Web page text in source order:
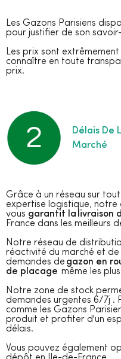
Les Gazons Parisiens
pour justifier de son
Les prix sont
connaître en toute
prix.
Délais De
Marché
Grâce à un réseau sur
expertise logistique, notre
vous garantit la livraison
France dans les meilleurs
Notre réseau de
réactivité du marché et
demandes de gazon en
de placage même les
Notre zone de stock
demandes urgentes 6/7j .
comme les Gazons
produit et profiter d'un
délais.
Vous pouvez également